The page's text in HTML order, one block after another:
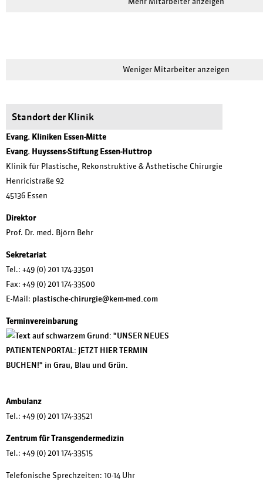
Weniger Mitarbeiter anzeigen
Standort der Klinik
Evang. Kliniken Essen-Mitte
Evang. Huyssens-Stiftung Essen-Huttrop
Klinik für Plastische, Rekonstruktive & Ästhetische Chirurgie
Henricistraße 92
45136 Essen
Direktor
Prof. Dr. med. Björn Behr
Sekretariat
Tel.: +49 (0) 201 174-33501
Fax: +49 (0) 201 174-33500
E-Mail: plastische-chirurgie@kem-med.com
Terminvereinbarung
Ambulanz
Tel.: +49 (0) 201 174-33521
Zentrum für Transgendermedizin
Tel.: +49 (0) 201 174-33515
Telefonische Sprechzeiten: 10-14 Uhr